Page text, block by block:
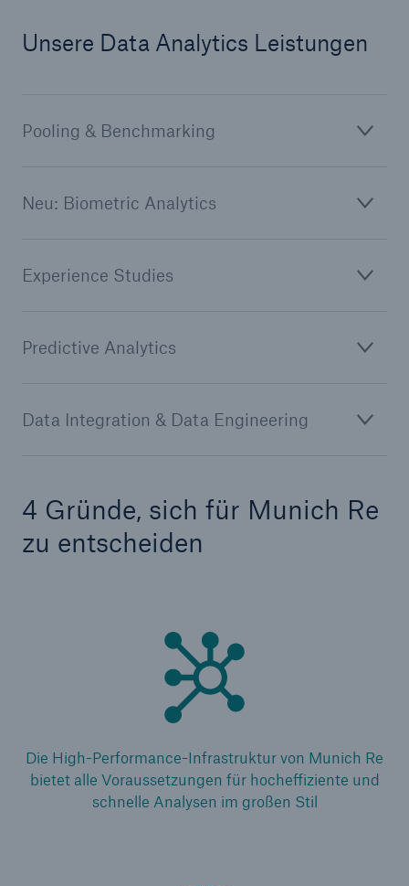
Unsere Data Analytics Leistungen
Pooling & Benchmarking
Neu: Biometric Analytics
Experience Studies
Predictive Analytics
Data Integration & Data Engineering
4 Gründe, sich für Munich Re
zu entscheiden
Die High-Performance-Infrastruktur von Munich Re
bietet alle Voraussetzungen für hocheffiziente und
schnelle Analysen im großen Stil
Data Analytics
Seite öffnen